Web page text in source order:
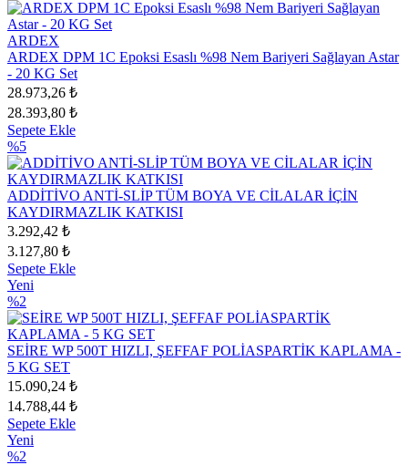
ARDEX
ARDEX DPM 1C Epoksi Esaslı %98 Nem Bariyeri Sağlayan Astar
- 20 KG Set
28.973,26 ₺
28.393,80 ₺
Sepete Ekle
%5
ADDİTİVO ANTİ-SLİP TÜM BOYA VE CİLALAR İÇİN
KAYDIRMAZLIK KATKISI
3.292,42 ₺
3.127,80 ₺
Sepete Ekle
Yeni
%2
SEİRE WP 500T HIZLI, ŞEFFAF POLİASPARTİK KAPLAMA -
5 KG SET
15.090,24 ₺
14.788,44 ₺
Sepete Ekle
Yeni
%2